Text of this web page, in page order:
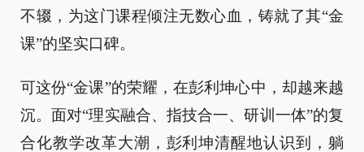
不辍，为这门课程倾注无数心血，铸就了其“金
课”的坚实口碑。
可这份“金课”的荣耀，在彭利坤心中，却越来越
沉。面对“理实融合、指技合一、研训一体”的复
合化教学改革大潮，彭利坤清醒地认识到，躺